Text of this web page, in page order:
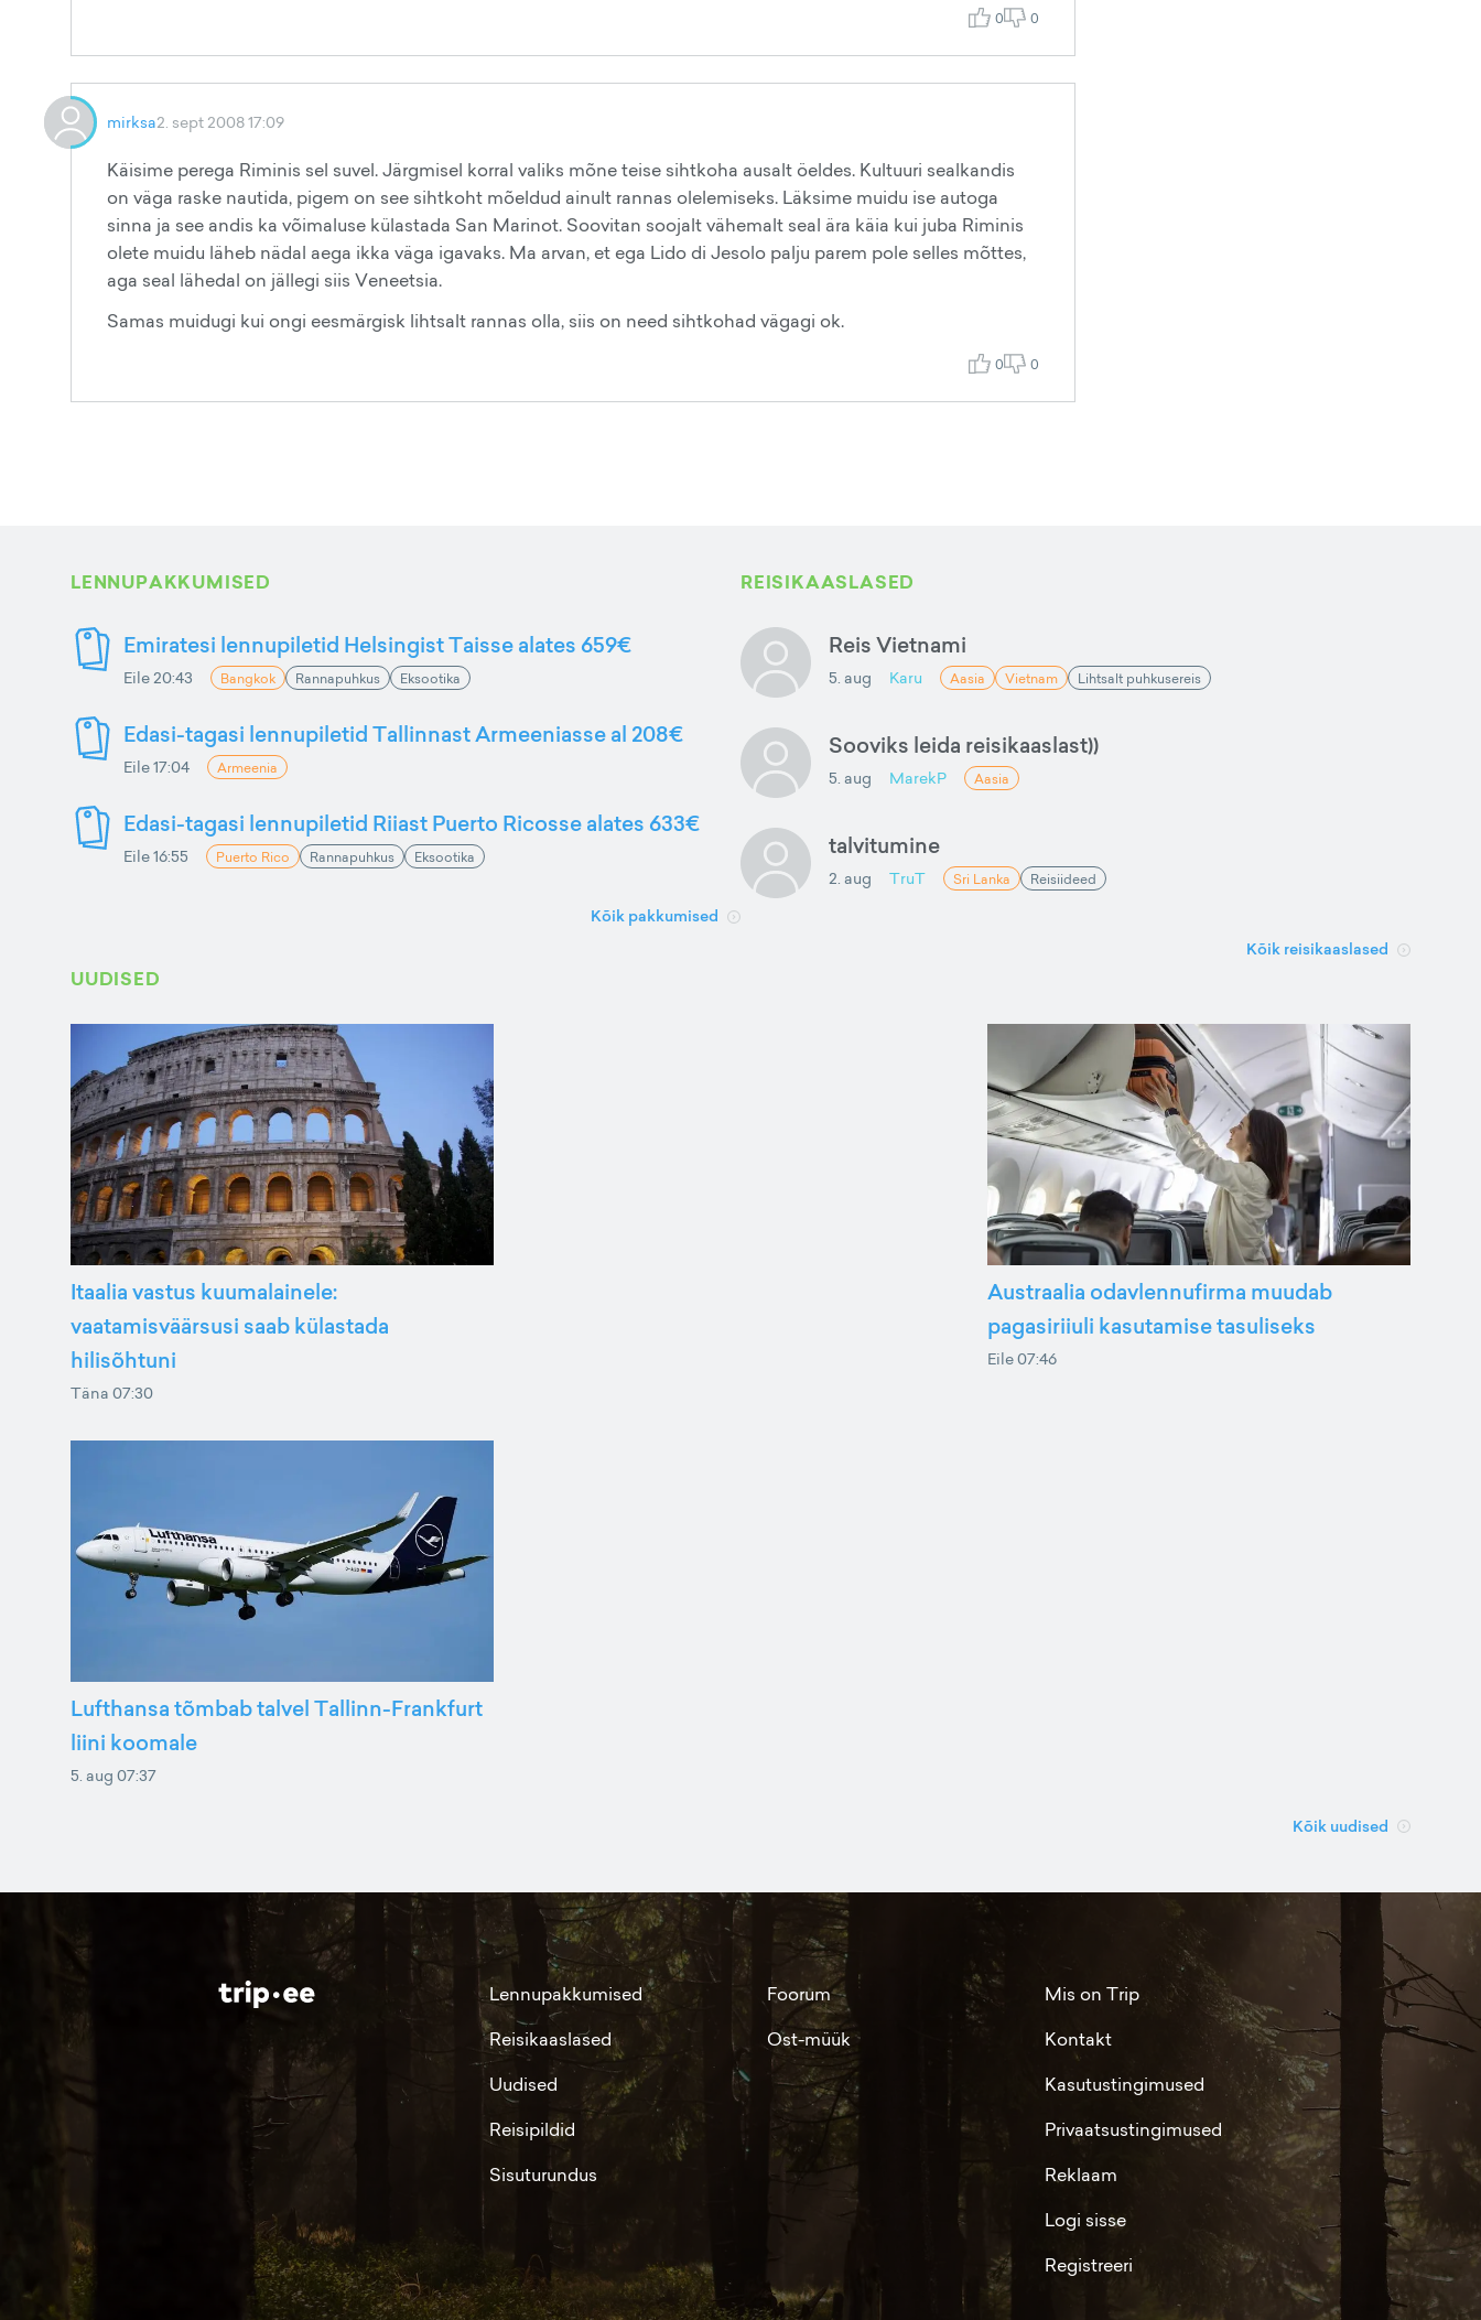
0 0
mirksa2. sept 2008 17:09
Käisime perega Riminis sel suvel. Järgmisel korral valiks mõne teise sihtkoha ausalt öeldes. Kultuuri sealkandis
on väga raske nautida, pigem on see sihtkoht mõeldud ainult rannas olelemiseks. Läksime muidu ise autoga
sinna ja see andis ka võimaluse külastada San Marinot. Soovitan soojalt vähemalt seal ära käia kui juba Riminis
olete muidu läheb nädal aega ikka väga igavaks. Ma arvan, et ega Lido di Jesolo palju parem pole selles mõttes,
aga seal lähedal on jällegi siis Veneetsia.
Samas muidugi kui ongi eesmärgisk lihtsalt rannas olla, siis on need sihtkohad vägagi ok.
0 0
LENNUPAKKUMISED
Emiratesi lennupiletid Helsingist Taisse alates 659€
Eile 20:43 Bangkok Rannapuhkus Eksootika
Edasi-tagasi lennupiletid Tallinnast Armeeniasse al 208€
Eile 17:04 Armeenia
Edasi-tagasi lennupiletid Riiast Puerto Ricosse alates 633€
Eile 16:55 Puerto Rico Rannapuhkus Eksootika
Kõik pakkumised
REISIKAASLASED
Reis Vietnami
5. aug Karu Aasia Vietnam Lihtsalt puhkusereis
Sooviks leida reisikaaslast))
5. aug MarekP Aasia
talvitumine
2. aug TruT Sri Lanka Reisiideed
Kõik reisikaaslased
UUDISED
Itaalia vastus kuumalainele:
vaatamisväärsusi saab külastada
hilisõhtuni
Täna 07:30
Austraalia odavlennufirma muudab
pagasiriiuli kasutamise tasuliseks
Eile 07:46
Lufthansa tõmbab talvel Tallinn-Frankfurt
liini koomale
5. aug 07:37
Kõik uudised
Lennupakkumised
Reisikaaslased
Uudised
Reisipildid
Sisuturundus
Foorum
Ost-müük
Mis on Trip
Kontakt
Kasutustingimused
Privaatsustingimused
Reklaam
Logi sisse
Registreeri